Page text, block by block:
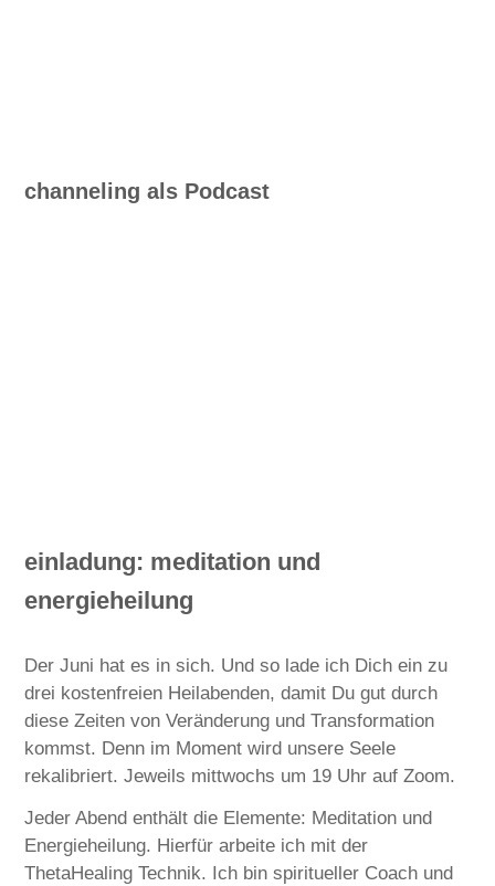
channeling als Podcast
einladung: meditation und
energieheilung
Der Juni hat es in sich. Und so lade ich Dich ein zu
drei kostenfreien Heilabenden, damit Du gut durch
diese Zeiten von Veränderung und Transformation
kommst. Denn im Moment wird unsere Seele
rekalibriert. Jeweils mittwochs um 19 Uhr auf Zoom.
Jeder Abend enthält die Elemente: Meditation und
Energieheilung. Hierfür arbeite ich mit der
ThetaHealing Technik. Ich bin spiritueller Coach und